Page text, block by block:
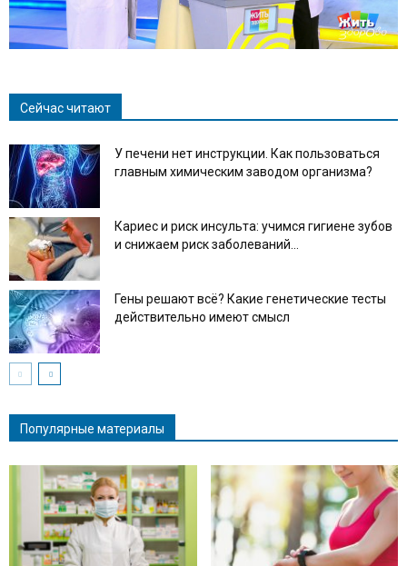
Сейчас читают
У печени нет инструкции. Как пользоваться
главным химическим заводом организма?
Кариес и риск инсульта: учимся гигиене зубов
и снижаем риск заболеваний...
Гены решают всё? Какие генетические тесты
действительно имеют смысл
Популярные материалы